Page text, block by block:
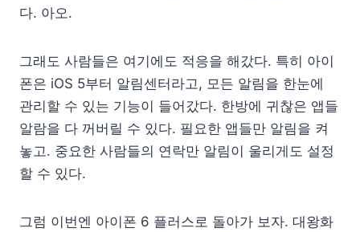
다. 아오.
그래도 사람들은 여기에도 적응을 해갔다. 특히 아이
폰은 iOS 5부터 알림센터라고, 모든 알림을 한눈에
관리할 수 있는 기능이 들어갔다. 한방에 귀찮은 앱들
알람을 다 꺼버릴 수 있다. 필요한 앱들만 알림을 켜
놓고. 중요한 사람들의 연락만 알림이 울리게도 설정
할 수 있다.
그럼 이번엔 아이폰 6 플러스로 돌아가 보자. 대왕화